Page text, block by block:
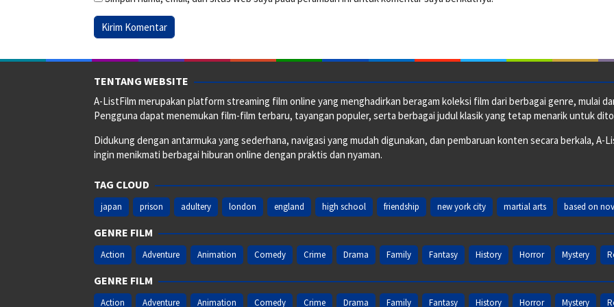
TENTANG WEBSITE
A-ListFilm merupakan platform streaming film online yang menghadirkan beragam koleksi film dari berbagai genre, mulai
Pengguna dapat menemukan film-film terbaru, tayangan populer, serta berbagai judul klasik yang tetap menarik untuk
Didukung dengan antarmuka yang sederhana, navigasi yang mudah digunakan, dan pembaruan konten secara berkala, A-
ingin menikmati berbagai hiburan online dengan praktis dan nyaman.
TAG CLOUD
japan prison adultery london england high school friendship new york city martial arts based on
GENRE FILM
Action Adventure Animation Comedy Crime Drama Family Fantasy History Horror Mystery
GENRE FILM
Action Adventure Animation Comedy Crime Drama Family Fantasy History Horror Mystery